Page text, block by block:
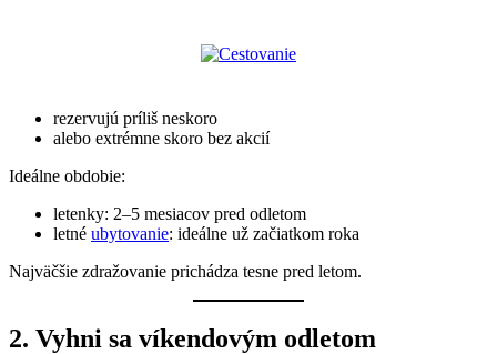
rezervujú príliš neskoro
alebo extrémne skoro bez akcií
Ideálne obdobie:
letenky: 2–5 mesiacov pred odletom
letné ubytovanie: ideálne už začiatkom roka
Najväčšie zdražovanie prichádza tesne pred letom.
2. Vyhni sa víkendovým odletom